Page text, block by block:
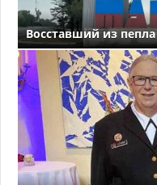
Восставший из пепла